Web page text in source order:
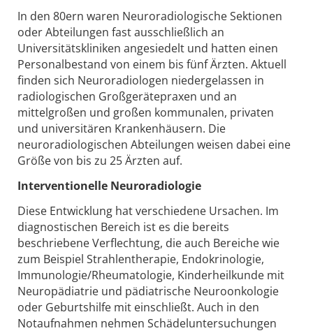
In den 80ern waren Neuroradiologische Sektionen
oder Abteilungen fast ausschließlich an
Universitätskliniken angesiedelt und hatten einen
Personalbestand von einem bis fünf Ärzten. Aktuell
finden sich Neuroradiologen niedergelassen in
radiologischen Großgerätepraxen und an
mittelgroßen und großen kommunalen, privaten
und universitären Krankenhäusern. Die
neuroradiologischen Abteilungen weisen dabei eine
Größe von bis zu 25 Ärzten auf.
Interventionelle Neuroradiologie
Diese Entwicklung hat verschiedene Ursachen. Im
diagnostischen Bereich ist es die bereits
beschriebene Verflechtung, die auch Bereiche wie
zum Beispiel Strahlentherapie, Endokrinologie,
Immunologie/Rheumatologie, Kinderheilkunde mit
Neuropädiatrie und pädiatrische Neuroonkologie
oder Geburtshilfe mit einschließt. Auch in den
Notaufnahmen nehmen Schädeluntersuchungen